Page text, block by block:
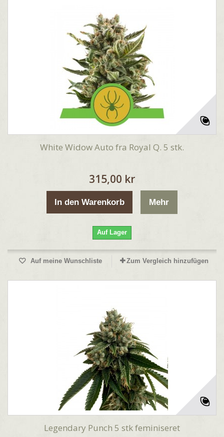
White Widow Auto fra Royal Q. 5 stk.
315,00 kr
In den Warenkorb Mehr
Auf Lager
Auf meine Wunschliste Zum Vergleich hinzufügen
Legendary Punch 5 stk feminiseret